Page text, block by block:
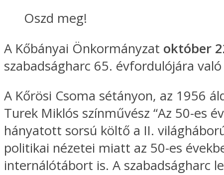
Oszd meg!
A Kőbányai Önkormányzat október
szabadságharc 65. évfordulójára
A Kőrösi Csoma sétányon, az 1956
Turek Miklós színművész “Az 50-es
hányatott sorsú költő a II.
politikai nézetei miatt az 50-es
internálótábort is. A szabadságharc